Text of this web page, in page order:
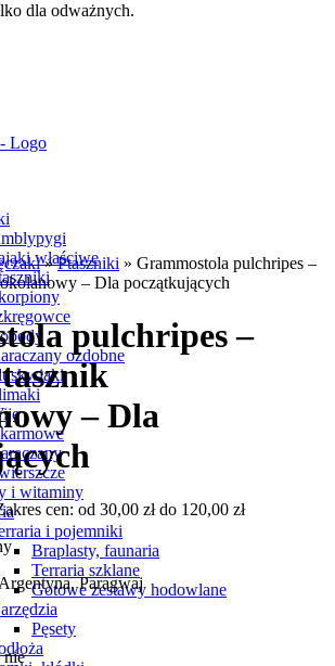
dla odważnych.
właściwe
ozdobne
i witaminy
i pojemniki
Braplasty, faunaria
Terraria szklane
Gotowe zestawy hodowlane
Pęsety
»Ptaszniki » Grammostola pulchripes –
– Dla początkujących
pulchripes –
– Dla
cen: od 30,00 zł do 120,00 zł
Argentyna, Paragwaj
nie